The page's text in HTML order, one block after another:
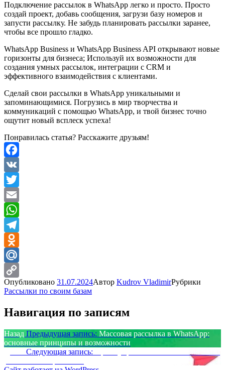
Подключение рассылок в WhatsApp легко и просто. Просто
создай проект, добавь сообщения, загрузи базу номеров и
запусти рассылку.​ Не забудь планировать рассылки заранее,
чтобы все прошло гладко.
WhatsApp Business и WhatsApp Business API открывают новые
горизонты для бизнеса; Используй их возможности для
создания умных рассылок, интеграции с CRM и
эффективного взаимодействия с клиентами.
Сделай свои рассылки в WhatsApp уникальными и
запоминающимися.​ Погрузись в мир творчества и
коммуникаций с помощью WhatsApp, и твой бизнес точно
ощутит новый всплеск успеха!​
Понравилась статья? Расскажите друзьям!
Facebook
VK
Twitter
Email
WhatsApp
Telegram
Odnoklassniki
Mail.Ru
Copy
Опубликовано 31.07.2024Автор Kudrov VladimirРубрики
Рассылки по своим базам
Навигация по записям
Назад Предыдущая запись: Массовая рассылка в WhatsApp:
основные принципы и возможности
Следующая запись:
Преимущества использования SMS-